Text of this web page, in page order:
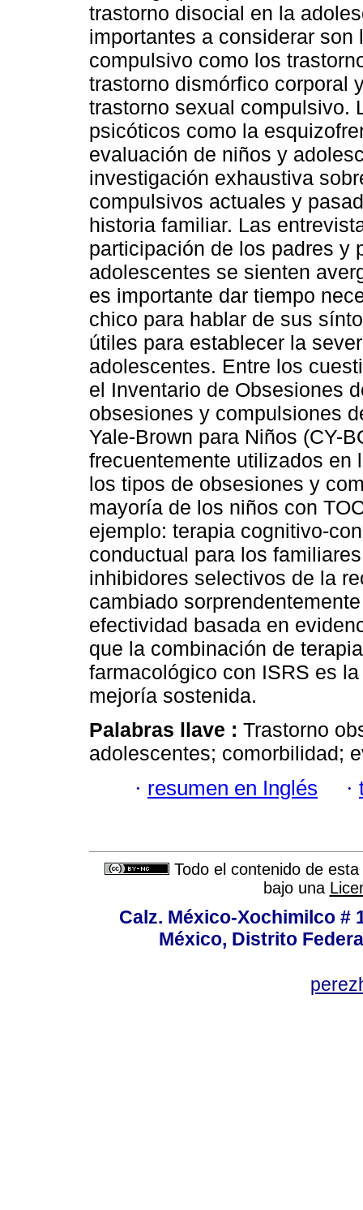
trastorno disocial en la
importantes a considerar
compulsivo como los
trastorno dismórfico corporal
trastorno sexual compulsivo.
psicóticos como la
evaluación de niños y
investigación exhaustiva
compulsivos actuales y
historia familiar. Las
participación de los padres y
adolescentes se sienten
es importante dar tiempo
chico para hablar de sus
útiles para establecer la
adolescentes. Entre los
el Inventario de Obsesiones
obsesiones y compulsiones
Yale-Brown para Niños (CY-
frecuentemente utilizados
los tipos de obsesiones y
mayoría de los niños con
ejemplo: terapia cognitivo-
conductual para los
inhibidores selectivos de la
cambiado
efectividad basada en
que la combinación de
farmacológico con ISRS es
mejoría sostenida.
Palabras llave : Trastorno
adolescentes; comorbilidad;
· resumen en Inglés ·
Todo el contenido de
bajo una
Calz. México-Xochimilco #
México, Distrito